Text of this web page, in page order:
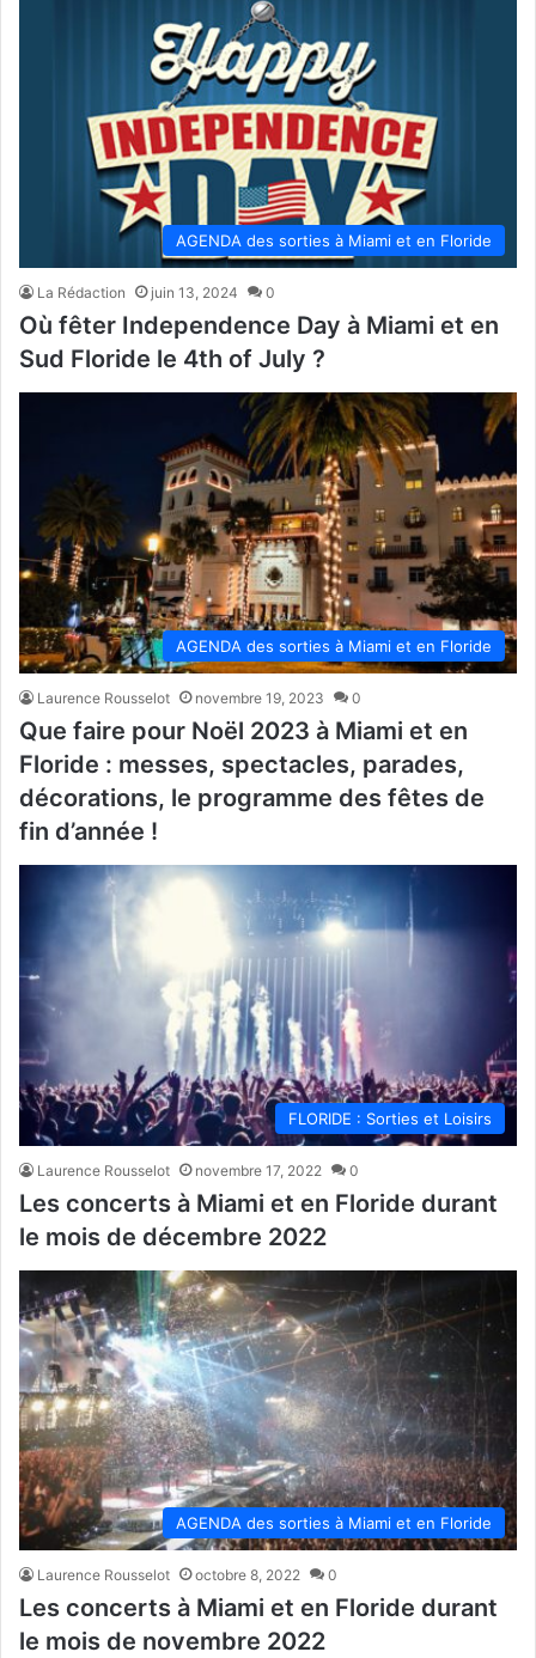
AGENDA des sorties à Miami et en Floride
La Rédaction juin 13, 2024 0
Où fêter Independence Day à Miami et en
Sud Floride le 4th of July ?
AGENDA des sorties à Miami et en Floride
Laurence Rousselot novembre 19, 2023 0
Que faire pour Noël 2023 à Miami et en
Floride : messes, spectacles, parades,
décorations, le programme des fêtes de
fin d’année !
FLORIDE : Sorties et Loisirs
Laurence Rousselot novembre 17, 2022 0
Les concerts à Miami et en Floride durant
le mois de décembre 2022
AGENDA des sorties à Miami et en Floride
Laurence Rousselot octobre 8, 2022 0
Les concerts à Miami et en Floride durant
le mois de novembre 2022